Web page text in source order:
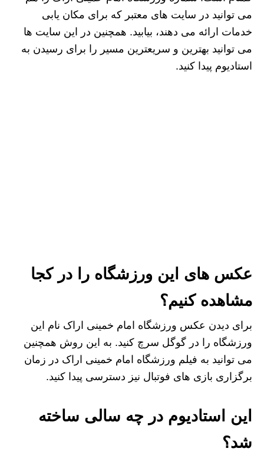
می توانید در سایت های معتبر که برای مکان یابی
خدمات ارائه می دهند، بیابید. همچنین در این سایت ها
می توانید بهترین و سریعترین مسیر را برای رسیدن به
استادیوم پیدا کنید.
عکس های این ورزشگاه را در کجا
مشاهده کنیم؟
برای دیدن عکس ورزشگاه امام خمینی اراک نام این
ورزشگاه را در گوگل سرچ کنید. به این روش همچنین
می توانید به فیلم ورزشگاه امام خمینی اراک در زمان
برگزاری بازی های فوتبال نیز دسترسی پیدا کنید.
این استادیوم در چه سالی ساخته
شد؟